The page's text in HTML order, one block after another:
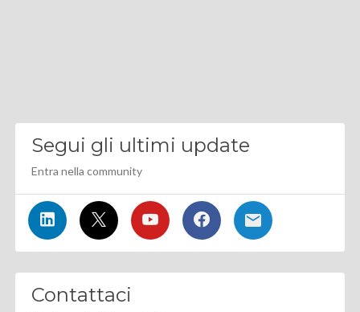
Segui gli ultimi update
Entra nella community
Contattaci